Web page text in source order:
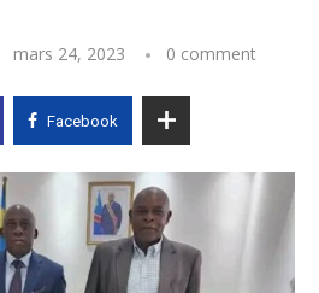
mars 24, 2023 0 comment
Facebook